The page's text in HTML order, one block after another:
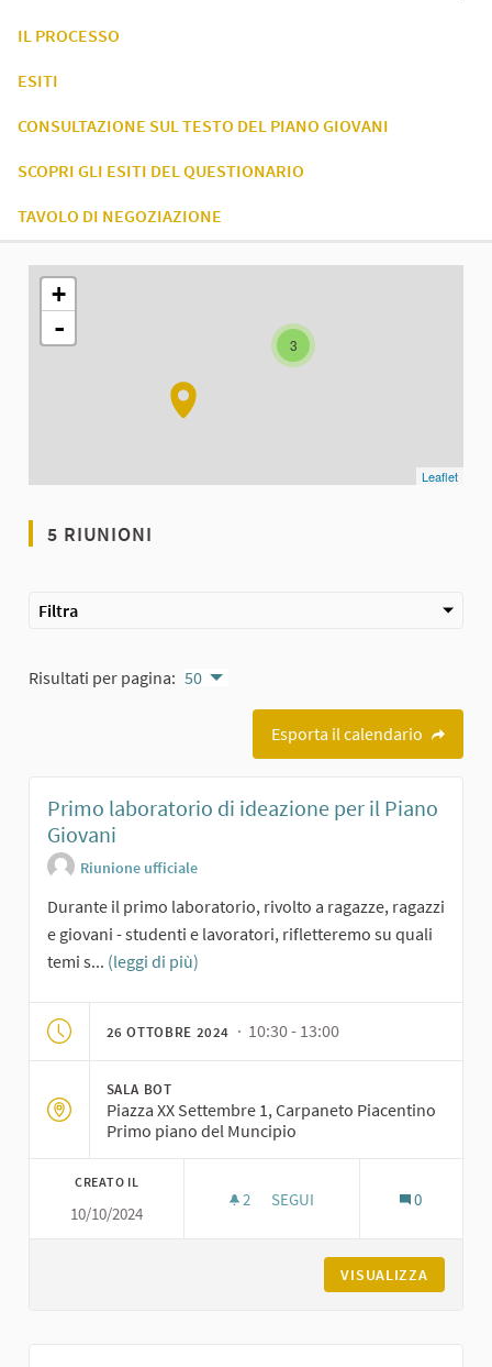
IL PROCESSO
ESITI
CONSULTAZIONE SUL TESTO DEL PIANO GIOVANI
SCOPRI GLI ESITI DEL QUESTIONARIO
TAVOLO DI NEGOZIAZIONE
L'elemento seguente è una mappa che presenta gli
3
+
-
Leaflet
5 RIUNIONI
Filtra
Risultati per pagina: 50
Esporta il calendario
Primo laboratorio di ideazione per il Piano
Giovani
Riunione ufficiale
Durante il primo laboratorio, rivolto a ragazze, ragazzi
e giovani - studenti e lavoratori, rifletteremo su quali
temi s... (leggi di più)
26 OTTOBRE 2024 · 10:30 - 13:00
SALA BOT
Piazza XX Settembre 1, Carpaneto Piacentino
Primo piano del Muncipio
CREATO IL
10/10/2024
2 2 SOSTENITORI
SEGUI 0
VISUALIZZA